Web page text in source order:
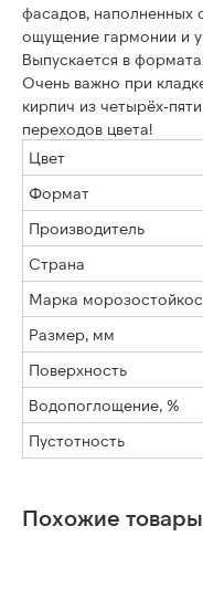
фасадов, наполненных
ощущение гармонии и
Выпускается в
Очень важно при
кирпич из четырёх-
переходов цвета!
Цвет
Формат
Производитель
Страна
Марка
Размер, мм
Поверхность
Водопоглощение, %
Пустотность
Похожие товары